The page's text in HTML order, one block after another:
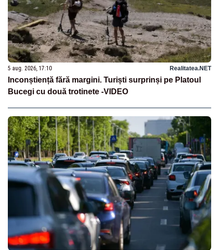
5 aug. 2026, 17:10 Realitatea.NET
Inconștiență fără margini. Turiști surprinși pe Platoul
Bucegi cu două trotinete -VIDEO